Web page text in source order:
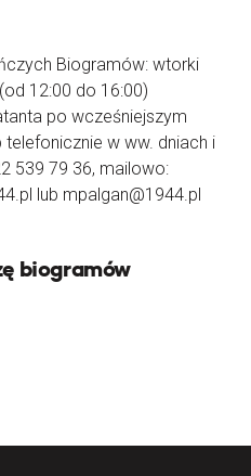
Biogramów: wtorki
12:00 do 16:00)
po wcześniejszym
w ww. dniach i
539 79 36, mailowo:
lub mpalgan@1944.pl
biogramów